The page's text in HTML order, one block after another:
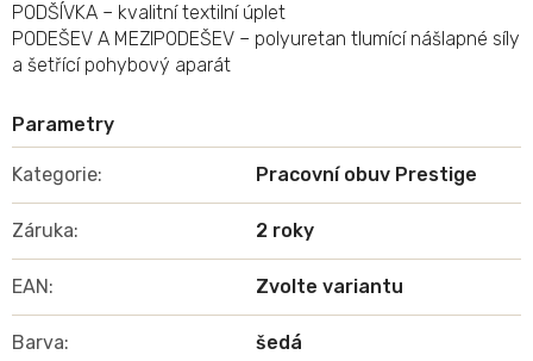
PODŠÍVKA – kvalitní textilní úplet
PODEŠEV A MEZIPODEŠEV – polyuretan tlumící nášlapné síly
a šetřící pohybový aparát
Kategorie: Pracovní obuv Prestige
Záruka: 2 roky
EAN: Zvolte variantu
Barva: šedá